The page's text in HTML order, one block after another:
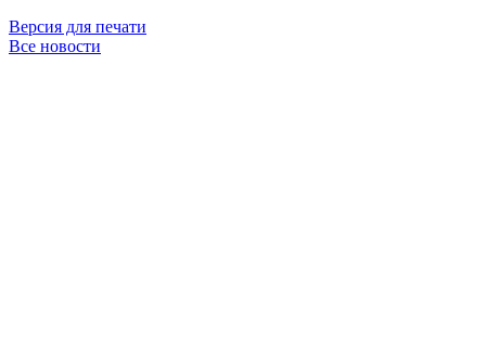
Версия для печати
Все новости